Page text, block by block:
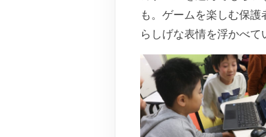
も。ゲームを楽しむ保
らしげな表情を浮かべて